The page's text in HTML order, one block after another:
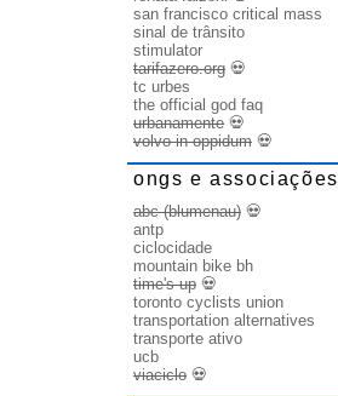
san francisco critical mass
sinal de trânsito
stimulator
tarifazero.org 💀
tc urbes
the official god faq
urbanamente 💀
volvo in oppidum 💀
ongs e associações
abc (blumenau) 💀
antp
ciclocidade
mountain bike bh
time's up 💀
toronto cyclists union
transportation alternatives
transporte ativo
ucb
viaciclo 💀